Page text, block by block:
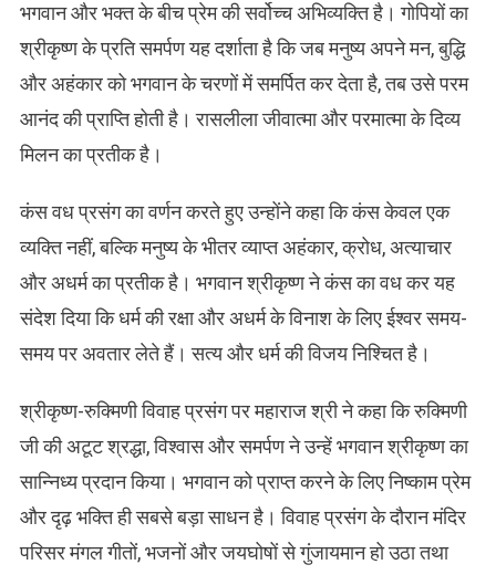
भगवान और भक्त के बीच प्रेम की सर्वोच्च अभिव्यक्ति है। गोपियों का
श्रीकृष्ण के प्रति समर्पण यह दर्शाता है कि जब मनुष्य अपने मन, बुद्धि
और अहंकार को भगवान के चरणों में समर्पित कर देता है, तब उसे परम
आनंद की प्राप्ति होती है। रासलीला जीवात्मा और परमात्मा के दिव्य
मिलन का प्रतीक है।
कंस वध प्रसंग का वर्णन करते हुए उन्होंने कहा कि कंस केवल एक
व्यक्ति नहीं, बल्कि मनुष्य के भीतर व्याप्त अहंकार, क्रोध, अत्याचार
और अधर्म का प्रतीक है। भगवान श्रीकृष्ण ने कंस का वध कर यह
संदेश दिया कि धर्म की रक्षा और अधर्म के विनाश के लिए ईश्वर समय-
समय पर अवतार लेते हैं। सत्य और धर्म की विजय निश्चित है।
श्रीकृष्ण-रुक्मिणी विवाह प्रसंग पर महाराज श्री ने कहा कि रुक्मिणी
जी की अटूट श्रद्धा, विश्वास और समर्पण ने उन्हें भगवान श्रीकृष्ण का
सान्निध्य प्रदान किया। भगवान को प्राप्त करने के लिए निष्काम प्रेम
और दृढ़ भक्ति ही सबसे बड़ा साधन है। विवाह प्रसंग के दौरान मंदिर
परिसर मंगल गीतों, भजनों और जयघोषों से गुंजायमान हो उठा तथा